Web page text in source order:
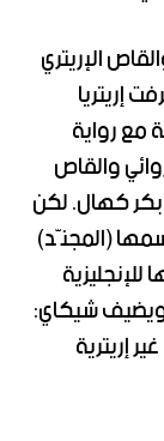
الإريتري
إريتريا
مع رواية
والقاص
بكر كهال. لكن
(المجنّد)
وترجمها للإنجليزية
قرماي نجاش في عام 1950”. ويضيف شيكاي:
إريترية